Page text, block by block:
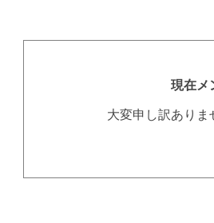
現在メ
大変申し訳あり